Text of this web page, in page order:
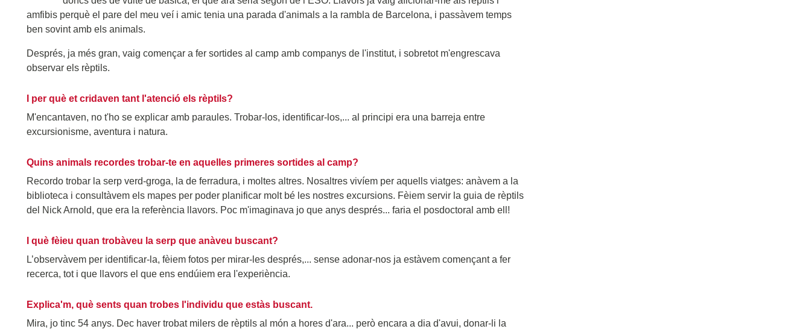
amfibis perquè el pare del meu veí i amic tenia una parada d'animals a la rambla de Barcelona, i passàvem temps
ben sovint amb els animals.
Després, ja més gran, vaig començar a fer sortides al camp amb companys de l'institut, i sobretot m'engrescava
observar els rèptils.
I per què et cridaven tant l'atenció els rèptils?
M'encantaven, no t'ho se explicar amb paraules. Trobar-los, identificar-los,... al principi era una barreja entre
excursionisme, aventura i natura.
Quins animals recordes trobar-te en aquelles primeres sortides al camp?
Recordo trobar la serp verd-groga, la de ferradura, i moltes altres. Nosaltres vivíem per aquells viatges: anàvem a la
biblioteca i consultàvem els mapes per poder planificar molt bé les nostres excursions. Fèiem servir la guia de rèptils
del Nick Arnold, que era la referència llavors. Poc m'imaginava jo que anys després... faria el posdoctoral amb ell!
I què fèieu quan trobàveu la serp que anàveu buscant?
L’observàvem per identificar-la, fèiem fotos per mirar-les després,... sense adonar-nos ja estàvem començant a fer
recerca, tot i que llavors el que ens endúiem era l'experiència.
Explica'm, què sents quan trobes l'individu que estàs buscant.
Mira, jo tinc 54 anys. Dec haver trobat milers de rèptils al món a hores d'ara... però encara a dia d'avui, donar-li la